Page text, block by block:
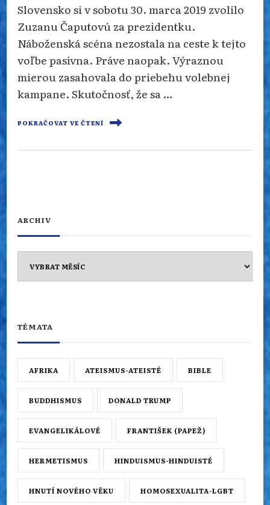
Slovensko si v sobotu 30. marca 2019 zvolilo
Zuzanu Čaputovú za prezidentku.
Náboženská scéna nezostala na ceste k tejto
voľbe pasívna. Práve naopak. Výraznou
mierou zasahovala do priebehu volebnej
kampane. Skutočnosť, že sa …
POKRAČOVAT VE ČTENÍ
ARCHIV
TÉMATA
AFRIKA ATEISMUS-ATEISTÉ BIBLE
BUDDHISMUS DONALD TRUMP
EVANGELIKÁLOVÉ FRANTIŠEK (PAPEŽ)
HERMETISMUS HINDUISMUS-HINDUISTÉ
HNUTÍ NOVÉHO VĚKU HOMOSEXUALITA-LGBT